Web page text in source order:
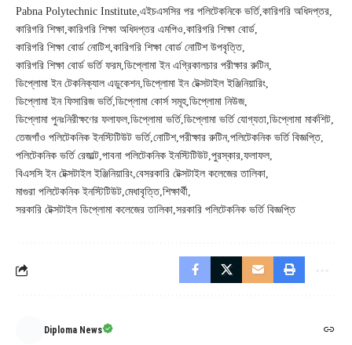
Pabna Polytechnic Institute এইচএসসির পর পলিটেকনিকে ভর্তি কারিগরি অধিদপ্তর
কারিগরি শিক্ষা কারিগরি শিক্ষা অধিদপ্তর এমপিও কারিগরি শিক্ষা বোর্ড
কারিগরি শিক্ষা বোর্ড নোটিশ কারিগরি শিক্ষা বোর্ড নোটিশ উপবৃত্তি
কারিগরি শিক্ষা বোর্ড ভর্তি ফরম ডিপ্লোমা ইন এগ্রিকালচার পরীক্ষার রুটিন
ডিপ্লোমা ইন টেকনিক্যাল এডুকেশন ডিপ্লোমা ইন টেক্সটাইল ইঞ্জিনিয়ারিং
ডিপ্লোমা ইন ফিসারিজ ভর্তি ডিপ্লোমা কোর্স সমূহ ডিপ্লোমা নিউজ
ডিপ্লোমা পুনঃনিরীক্ষণের ফলাফল ডিপ্লোমা ভর্তি ডিপ্লোমা ভর্তি যোগ্যতা ডিপ্লোমা মার্কশিট
তেজগাঁও পলিটেকনিক ইনস্টিটিউট ভর্তি নোটিশ পরীক্ষার রুটিন পলিটেকনিক ভর্তি বিজ্ঞপ্তি
পলিটেকনিক ভর্তি রেজাল্ট পাবনা পলিটেকনিক ইনস্টিটিউট পুরস্কার ফলাফল
বিএসসি ইন টেক্সটাইল ইঞ্জিনিয়ারিং বেসরকারি টেক্সটাইল কলেজের তালিকা
মাগুরা পলিটেকনিক ইনস্টিটিউট মেধাবৃত্তি শিক্ষার্থী
সরকারি টেক্সটাইল ডিপ্লোমা কলেজের তালিকা সরকারি পলিটেকনিক ভর্তি বিজ্ঞপ্তি
Diploma News